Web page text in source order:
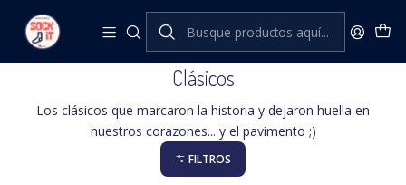
Inicio Heel Tread Clásicos
Clásicos
Los clásicos que marcaron la historia y dejaron huella en
nuestros corazones... y el pavimento ;)
FILTROS